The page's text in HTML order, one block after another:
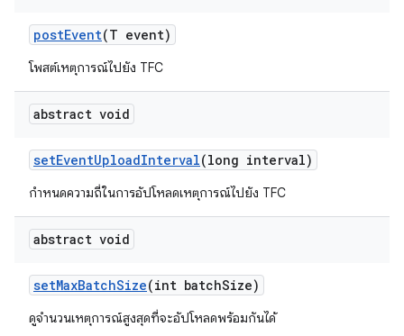
postEvent(T event)
โพสต์เหตุการณ์ไปยัง TFC
abstract void
setEventUploadInterval(long interval)
กำหนดความถี่ในการอัปโหลดเหตุการณ์ไปยัง TFC
abstract void
setMaxBatchSize(int batchSize)
ดูจํานวนเหตุการณ์สูงสุดที่จะอัปโหลดพร้อมกันได้